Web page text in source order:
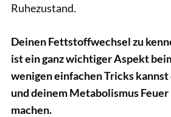
Ruhezustand.
Deinen Fettstoffwechsel zu
ist ein ganz wichtiger Aspekt
wenigen einfachen Tricks
und deinem Metabolismus
machen.